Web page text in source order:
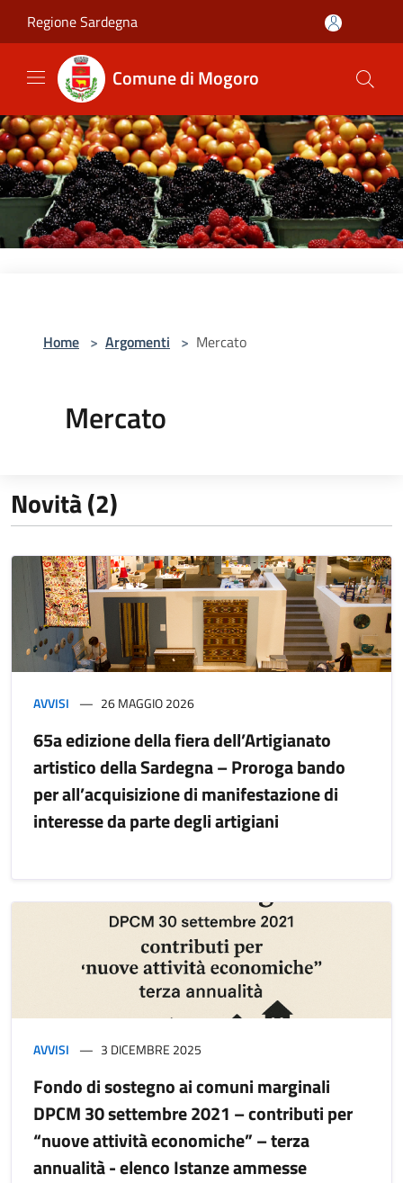
Regione Sardegna
Comune di Mogoro
Home > Argomenti > Mercato
Mercato
Novità (2)
AVVISI 26 MAGGIO 2026
65a edizione della fiera dell’Artigianato
artistico della Sardegna – Proroga bando
per all’acquisizione di manifestazione di
interesse da parte degli artigiani
AVVISI 3 DICEMBRE 2025
Fondo di sostegno ai comuni marginali
DPCM 30 settembre 2021 – contributi per
“nuove attività economiche” – terza
annualità - elenco Istanze ammesse